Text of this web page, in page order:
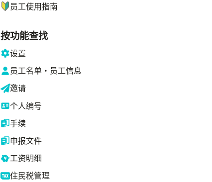
员工使用指南
按功能查找
设置
员工名单・员工信息
邀请
个人编号
手续
申报文件
工资明细
住民税管理